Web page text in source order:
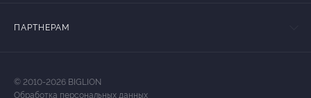
ПАРТНЕРАМ
© 2010-2026 BIGLION
Обработка персональных данных